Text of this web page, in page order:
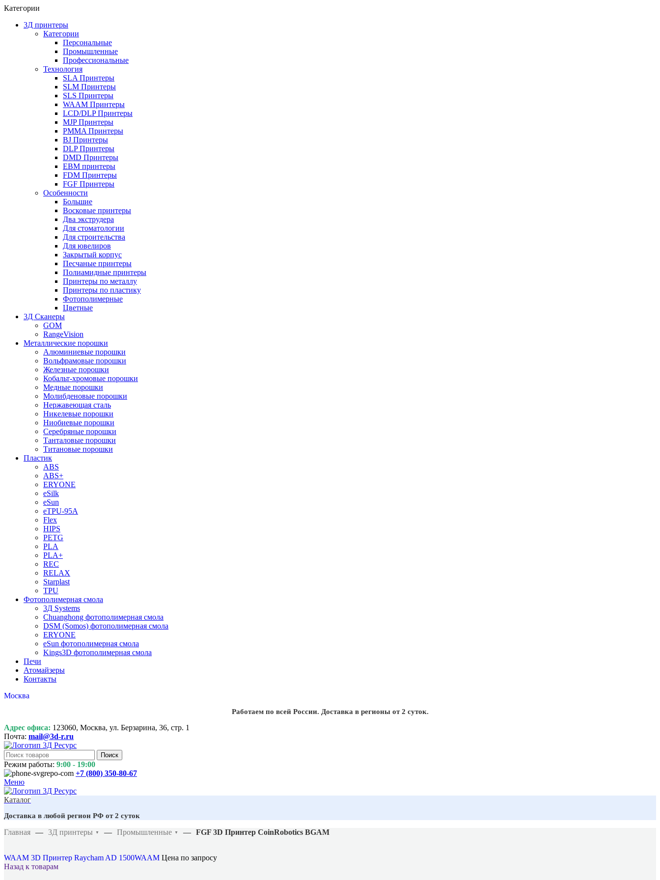
Категории
3Д принтеры
Категории
Персональные
Промышленные
Профессиональные
Технология
SLA Принтеры
SLM Принтеры
SLS Принтеры
WAAM Принтеры
LCD/DLP Принтеры
MJP Принтеры
PMMA Принтеры
BJ Принтеры
DLP Принтеры
DMD Принтеры
EBM принтеры
FDM Принтеры
FGF Принтеры
Особенности
Большие
Восковые принтеры
Два экструдера
Для стоматологии
Для строительства
Для ювелиров
Закрытый корпус
Песчаные принтеры
Полиамидные принтеры
Принтеры по металлу
Принтеры по пластику
Фотополимерные
Цветные
3Д Сканеры
GOM
RangeVision
Металлические порошки
Алюминиевые порошки
Вольфрамовые порошки
Железные порошки
Кобальт-хромовые порошки
Медные порошки
Молибденовые порошки
Нержавеющая сталь
Никелевые порошки
Ниобиевые порошки
Серебряные порошки
Танталовые порошки
Титановые порошки
Пластик
ABS
ABS+
ERYONE
eSilk
eSun
eTPU-95A
Flex
HIPS
PETG
PLA
PLA+
REC
RELAX
Starplast
TPU
Фотополимерная смола
3Д Systems
Chuanghong фотополимерная смола
DSM (Somos) фотополимерная смола
ERYONE
eSun фотополимерная смола
Kings3D фотополимерная смола
Печи
Атомайзеры
Контакты
Москва
Работаем по всей России. Доставка в регионы от 2 суток.
Адрес офиса: 123060, Москва, ул. Берзарина, 36, стр. 1
Почта: mail@3d-r.ru
Поиск
Режим работы: 9:00 - 19:00
+7 (800) 350-80-67
Меню
Каталог
Доставка в любой регион РФ от 2 суток
Главная — 3Д принтеры ▼ — Промышленные ▼ — FGF 3D Принтер CoinRobotics BGAM
WAAM 3D Принтер Raycham AD 1500WAAM Цена по запросу
Назад к товарам